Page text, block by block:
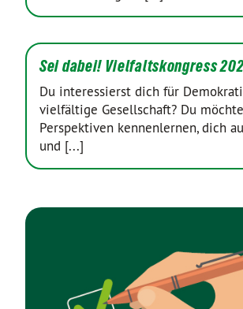
Sei dabei! Vielfaltskongress
Du interessierst dich für
vielfältige Gesellschaft? Du
Perspektiven kennenlernen, dich
und [...]